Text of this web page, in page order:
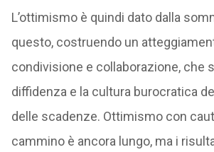
L’ottimismo è quindi dato dalla
questo, costruendo un
condivisione e collaborazione, che
diffidenza e la cultura burocratica
delle scadenze. Ottimismo con
cammino è ancora lungo, ma i